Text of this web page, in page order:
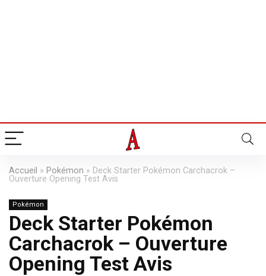
Accueil » Pokémon » Deck Starter Pokémon Carchacrok –
Ouverture Opening Test Avis
Pokémon
Deck Starter Pokémon
Carchacrok – Ouverture
Opening Test Avis